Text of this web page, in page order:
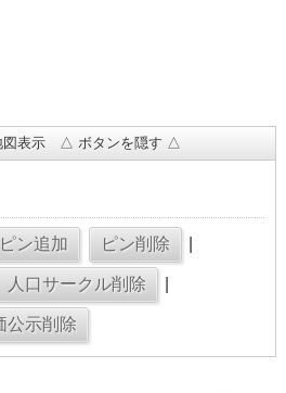
図表示 △ ボタンを隠す △